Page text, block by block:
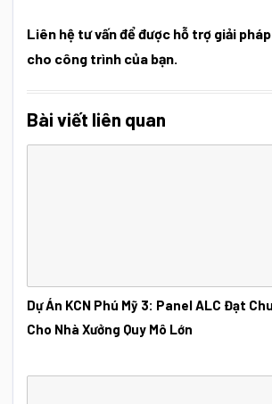
Liên hệ tư vấn để được hỗ trợ giải
cho công trình của bạn.
Bài viết liên quan
Dự Án KCN Phú Mỹ 3: Panel ALC Đạt
Cho Nhà Xưởng Quy Mô Lớn